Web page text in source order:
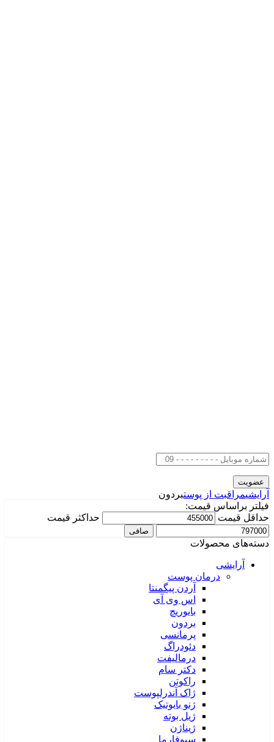
آرایشیمراقبت از پوستبردون
فیلتر براساس قیمت:
حداقل قیمت
حداكثر قيمت
صافی
دسته‌های محصولات
آرایشی
درمان پوست
آردن پیگمنتا
اس وی آی
بایوریچ
بردون
پرمانسی
دئودراگ
درمالیفت
دکتر سام
راکوتن
ژاک آندرلپوست
ژنو بایوتیک
ژیل بوته
ژیناژن
سبوفارما